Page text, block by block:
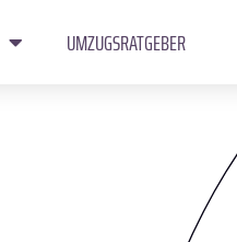
UMZUGSRATGEBER